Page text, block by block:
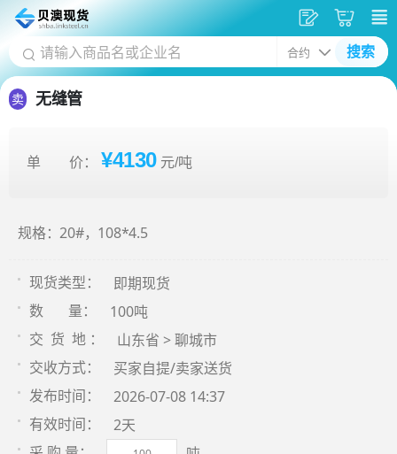
搜索
发
供
采
购
卖 无缝管
单 价： ¥4130 元/吨
规格：20#，108*4.5
现货类型： 即期现货
数 量： 100吨
交 货 地 ： 山东省 > 聊城市
交收方式： 买家自提/卖家送货
发布时间： 2026-07-08 14:37
有效时间： 2天